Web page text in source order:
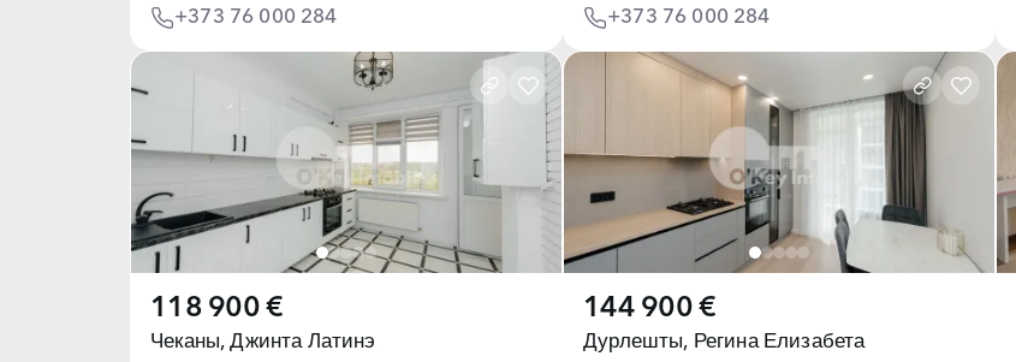
+373 76 000 284 +373 76 000 284
118 900 €
Чеканы, Джинта Латинэ
144 900 €
Дурлешты, Регина Елизабета